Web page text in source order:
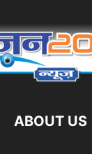
ABOUT US